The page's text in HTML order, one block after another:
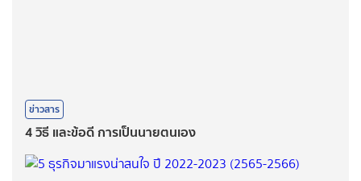
ข่าวสาร
4 วิธี และข้อดี การเป็นนายตนเอง